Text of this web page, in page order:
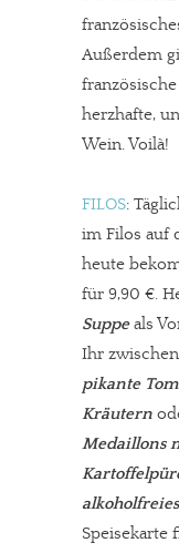
Außerdem
herzhafte,
Wein. Voilà!
FILOS:
im Filos auf
heute
für 9,90 €.
Suppeals
Ihr zwischen
pikante
Kräutern
Medaillons
Speisekarte